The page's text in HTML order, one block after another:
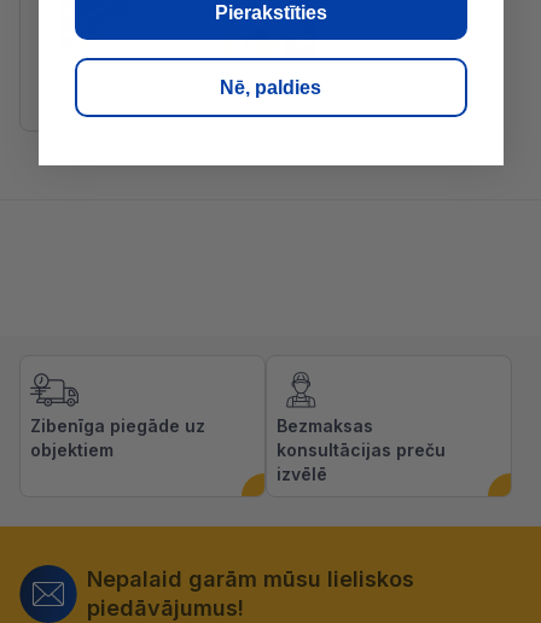
Atsvari,
Zibenīga piegāde uz
objektiem
Bezmaksas
konsultācijas preču
izvēlē
Nepalaid garām mūsu lieliskos
piedāvājumus!
Pierakstīties
Nē, paldies